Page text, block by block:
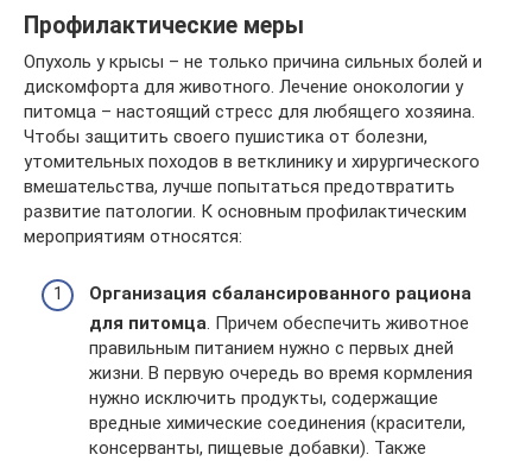
Профилактические меры
Опухоль у крысы – не только причина сильных болей и
дискомфорта для животного. Лечение онокологии у
питомца – настоящий стресс для любящего хозяина.
Чтобы защитить своего пушистика от болезни,
утомительных походов в ветклинику и хирургического
вмешательства, лучше попытаться предотвратить
развитие патологии. К основным профилактическим
мероприятиям относятся:
Организация сбалансированного рациона
для питомца. Причем обеспечить животное
правильным питанием нужно с первых дней
жизни. В первую очередь во время кормления
нужно исключить продукты, содержащие
вредные химические соединения (красители,
консерванты, пищевые добавки). Также